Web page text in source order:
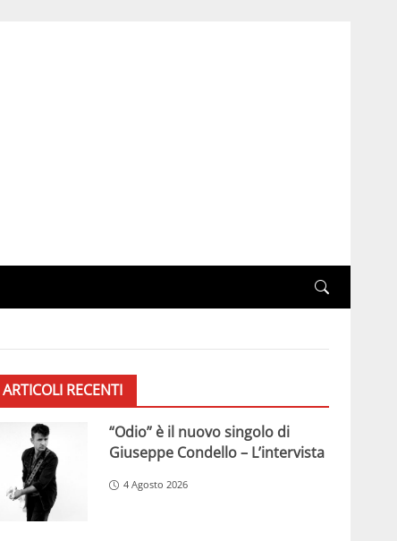
ARTICOLI RECENTI
“Odio” è il nuovo singolo di
Giuseppe Condello – L’intervista
4 Agosto 2026